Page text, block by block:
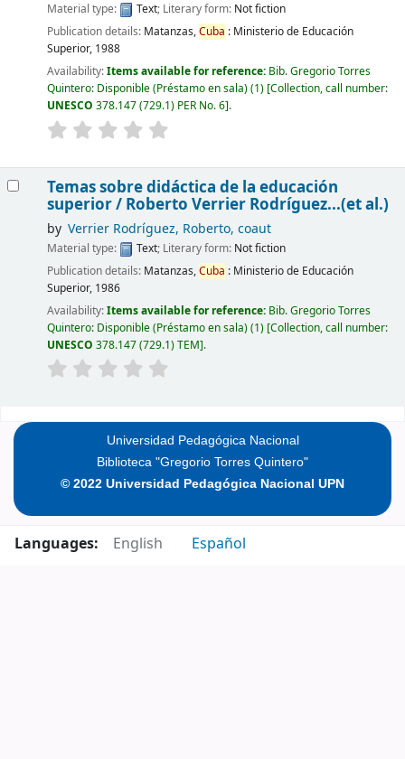
Material type:
Text; Literary form: Not fiction
Publication details: Matanzas,Cuba : Ministerio de Educación
Superior, 1988
Availability:Items available for reference: Bib. Gregorio Torres
Quintero: Disponible (Préstamo en sala)(1) Collection, call number:
UNESCO 378.147 (729.1) PER No. 6 .
Temas sobre didáctica de la educación
superior / Roberto Verrier Rodríguez...(et al.)
by Verrier Rodríguez, Roberto, coaut
Material type: Text; Literary form: Not fiction
Publication details: Matanzas,Cuba : Ministerio de Educación
Superior, 1986
Availability:Items available for reference: Bib. Gregorio Torres
Quintero: Disponible (Préstamo en sala)(1) Collection, call number:
UNESCO 378.147 (729.1) TEM .
Universidad Pedagógica Nacional
Biblioteca "Gregorio Torres Quintero"
© 2022 Universidad Pedagógica Nacional UPN
Languages: English Español